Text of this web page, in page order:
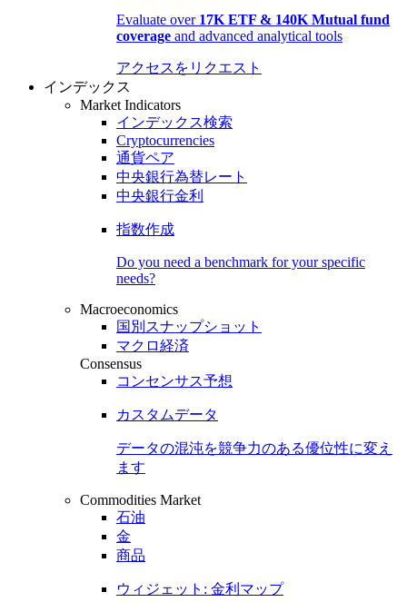
Evaluate over 17K ETF & 140K Mutual fund
coverage and advanced analytical tools
アクセスをリクエスト
インデックス
Market Indicators
インデックス検索
Cryptocurrencies
通貨ペア
中央銀行為替レート
中央銀行金利
指数作成
Do you need a benchmark for your specific
needs?
Macroeconomics
国別スナップショット
マクロ経済
Consensus
コンセンサス予想
カスタムデータ
データの混沌を競争力のある優位性に変え
ます
Commodities Market
石油
金
商品
ウィジェット: 金利マップ